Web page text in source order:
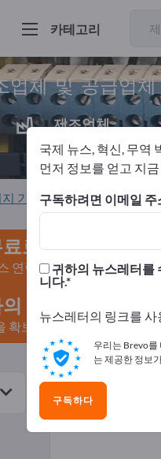
카테고리
체 및 공급업
제조업체
2
기술 에너지 분산기
로 광고하세요!
연락처 >> 여기서 시작하
회사와 제품을
확보하세요>> 여기서 게시
에너지 분산
국제 뉴스, 혁신, 무역
먼저 정보를 얻고 지
구독하려면 이메일
귀하의 뉴스레터를
니다.
뉴스레터의 링크를
우리는 Brevo를
는 제공한 정보
구독하다